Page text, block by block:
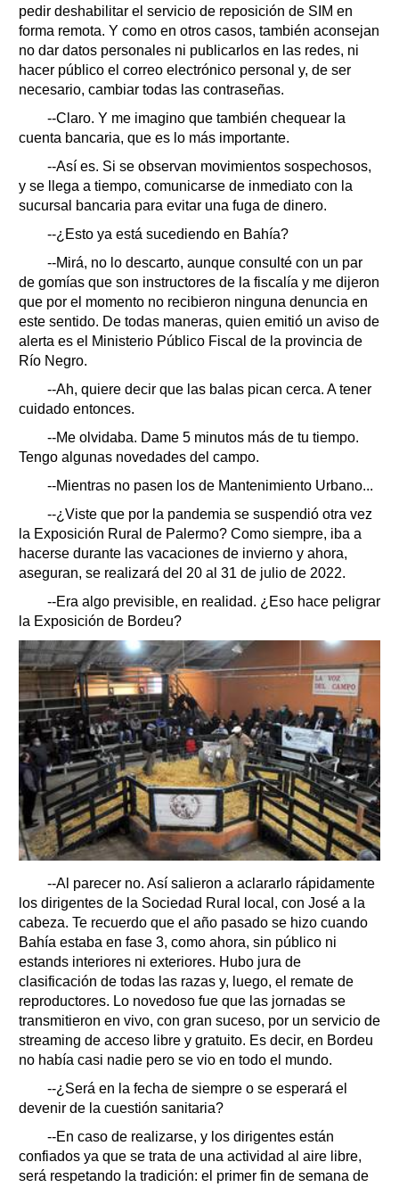
pedir deshabilitar el servicio de reposición de SIM en
forma remota. Y como en otros casos, también aconsejan
no dar datos personales ni publicarlos en las redes, ni
hacer público el correo electrónico personal y, de ser
necesario, cambiar todas las contraseñas.
--Claro. Y me imagino que también chequear la
cuenta bancaria, que es lo más importante.
--Así es. Si se observan movimientos sospechosos,
y se llega a tiempo, comunicarse de inmediato con la
sucursal bancaria para evitar una fuga de dinero.
--¿Esto ya está sucediendo en Bahía?
--Mirá, no lo descarto, aunque consulté con un par
de gomías que son instructores de la fiscalía y me dijeron
que por el momento no recibieron ninguna denuncia en
este sentido. De todas maneras, quien emitió un aviso de
alerta es el Ministerio Público Fiscal de la provincia de
Río Negro.
--Ah, quiere decir que las balas pican cerca. A tener
cuidado entonces.
--Me olvidaba. Dame 5 minutos más de tu tiempo.
Tengo algunas novedades del campo.
--Mientras no pasen los de Mantenimiento Urbano...
--¿Viste que por la pandemia se suspendió otra vez
la Exposición Rural de Palermo? Como siempre, iba a
hacerse durante las vacaciones de invierno y ahora,
aseguran, se realizará del 20 al 31 de julio de 2022.
--Era algo previsible, en realidad. ¿Eso hace peligrar
la Exposición de Bordeu?
--Al parecer no. Así salieron a aclararlo rápidamente
los dirigentes de la Sociedad Rural local, con José a la
cabeza. Te recuerdo que el año pasado se hizo cuando
Bahía estaba en fase 3, como ahora, sin público ni
estands interiores ni exteriores. Hubo jura de
clasificación de todas las razas y, luego, el remate de
reproductores. Lo novedoso fue que las jornadas se
transmitieron en vivo, con gran suceso, por un servicio de
streaming de acceso libre y gratuito. Es decir, en Bordeu
no había casi nadie pero se vio en todo el mundo.
--¿Será en la fecha de siempre o se esperará el
devenir de la cuestión sanitaria?
--En caso de realizarse, y los dirigentes están
confiados ya que se trata de una actividad al aire libre,
será respetando la tradición: el primer fin de semana de